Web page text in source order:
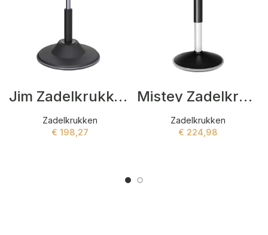
Jim Zadelkrukken Zwart
Zadelkrukken
€ 198,27
Mistey Zadelkrukken Zwart
Zadelkrukken
€ 224,98